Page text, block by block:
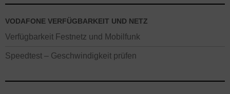
VODAFONE VERFÜGBARKEIT UND NETZ
Verfügbarkeit Festnetz und Mobilfunk
Speedtest – Geschwindigkeit prüfen